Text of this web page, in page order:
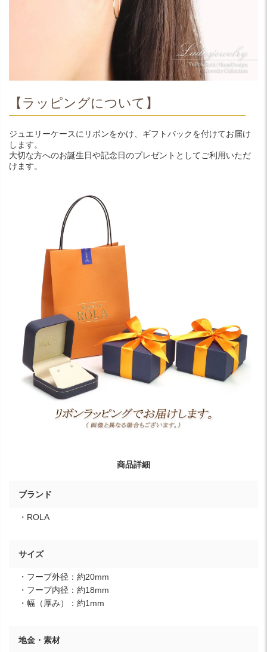
【ラッピングについて】
ジュエリーケースにリボンをかけ、ギフトバックを付けてお届け
します。
大切な方へのお誕生日や記念日のプレゼントとしてご利用いただ
けます。
商品詳細
ブランド
・ROLA
サイズ
・フープ外径：約20mm
・フープ内径：約18mm
・幅（厚み）：約1mm
地金・素材